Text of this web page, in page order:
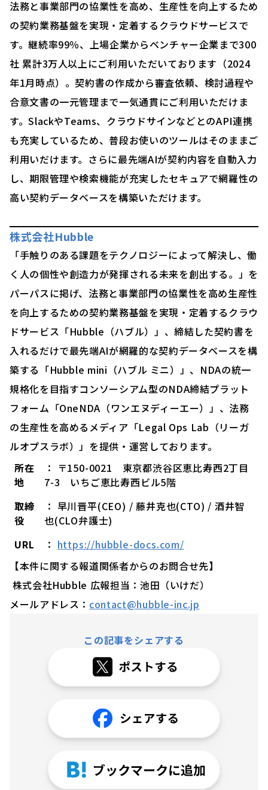
法務と事業部門の協業性を高め、生産性を向上するため
の契約業務基盤を実現・定着するクラウドサービスで
す。継続率99％、上場企業からベンチャー企業まで300
社 累計3万人以上にご利用いただいております（2024
年1月時点）。契約書の作成から審査依頼、検討過程や
合意文書の一元管理まで一気通貫にご利用いただけま
す。SlackやTeams、クラウドサインなどとのAPI連携
も充実しているため、普段お使いのツールはそのままご
利用いだけます。さらに最先端AIが契約内容を自動入力
し、期限管理や検索機能が充実したセキュアで網羅性の
高い契約データベースを構築いただけます。
株式会社Hubble
「手触りのある課題をテクノロジーによって解決し、働
く人の個性や創造力が発揮される未来を創出する。」を
パーパスに掲げ、法務と事業部門の協業性を高め生産性
を向上するための契約業務基盤を実現・定着するクラウ
ドサービス「Hubble（ハブル）」、締結した契約書を
入れるだけで最先端AIが網羅的な契約データベースを構
築する「Hubble mini（ハブル ミニ）」、NDAの統一
規格化を目指すコンソーシアム型のNDA締結プラット
フォーム「OneNDA（ワンエヌディーエー）」、法務
の生産性を高めるメディア「Legal Ops Lab（リーガ
ルオプスラボ）」を提供・運営しております。
所在
地
： 〒150-0021 東京都渋谷区恵比寿西2丁目
7-3 いちご恵比寿西ビル5階
取締
役
： 早川晋平(CEO) / 藤井克也(CTO) / 酒井智
也(CLO弁護士)
URL
： https://hubble-docs.com/
【本件に関する報道関係者からのお問合せ先】
株式会社Hubble 広報担当：池田（いけだ）
メールアドレス： contact@hubble-inc.jp
この記事をシェアする